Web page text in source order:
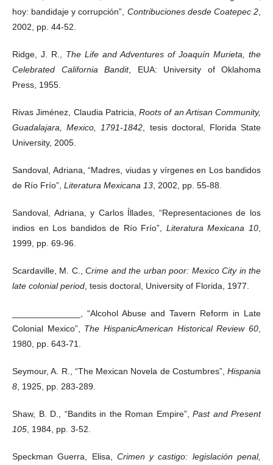
hoy: bandidaje y corrupción”, Contribuciones desde Coatepec 2
2002, pp. 44-52.
Ridge, J. R., The Life and Adventures of Joaquín Murieta, the
Celebrated California Bandit, EUA: University of Oklahoma
Press, 1955.
Rivas Jiménez, Claudia Patricia, Roots of an Artisan Community,
Guadalajara, Mexico, 1791-1842 , tesis doctoral, Florida State
University, 2005.
Sandoval, Adriana, “Madres, viudas y vírgenes en Los bandidos
de Río Frío”, Literatura Mexicana 13 , 2002, pp. 55-88.
Sandoval, Adriana, y Carlos Íllades, “Representaciones de los
indios en Los bandidos de Río Frío”, Literatura Mexicana 10
1999, pp. 69-96.
Scardaville, M. C.,Crime and the urban poor: Mexico City in the
late colonial period , tesis doctoral, University of Florida, 1977.
______________, “Alcohol Abuse and Tavern Reform in Late
Colonial Mexico”, The HispanicAmerican Historical Review 60
1980, pp. 643-71.
Seymour, A. R., “The Mexican Novela de Costumbres”, Hispania
8 , 1925, pp. 283-289.
Shaw, B. D., “Bandits in the Roman Empire”, Past and Present
105 , 1984, pp. 3-52.
Speckman Guerra, Elisa, Crimen y castigo: legislación penal,